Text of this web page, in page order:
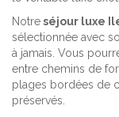
Notreséjour luxe
sélectionnée avec
à jamais. Vous
entre chemins de
plages bordées de
préservés.